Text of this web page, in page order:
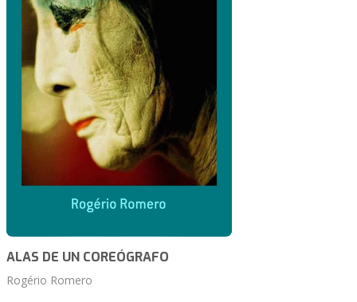
ALAS DE UN COREÓGRAFO
Rogério Romero